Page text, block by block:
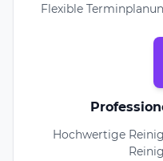
Flexible
Hochwertige